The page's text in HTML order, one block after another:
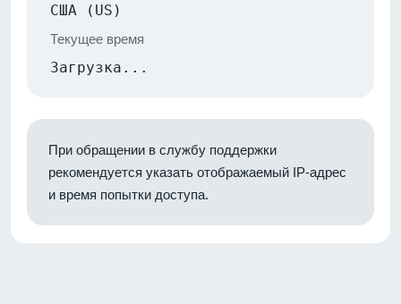
США (US)
Текущее время
Загрузка...
При обращении в службу поддержки
рекомендуется указать отображаемый IP-адрес
и время попытки доступа.